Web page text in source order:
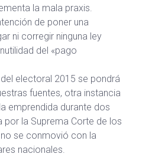
la mala praxis.
de poner una
ni corregir ninguna ley
del «pago
electoral 2015 se pondrá
fuentes, otra instancia
emprendida durante dos
por la Suprema Corte de los
se conmovió con la
nacionales.